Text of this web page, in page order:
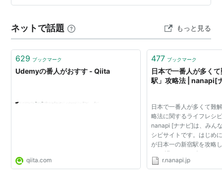
ています。 ブラック企業、○○ハラスメント、などが横
が、まだまだ、白日の下…
ネットで話題 もっと見る
629 ブックマーク
Udemyの番人がおすす - Qiita
qiita.com
477 ブックマーク
日本で一番人が多く
駅」攻略法 | nanapi[
日本で一番人が多くて難
略法に関するライフレシ
nanapi [ナナピ]は、みん
シピサイトです。はじめ
が日本一の新宿駅を攻略
す。 慣れている人なら
易度といったらやはり日
r.nanapi.jp